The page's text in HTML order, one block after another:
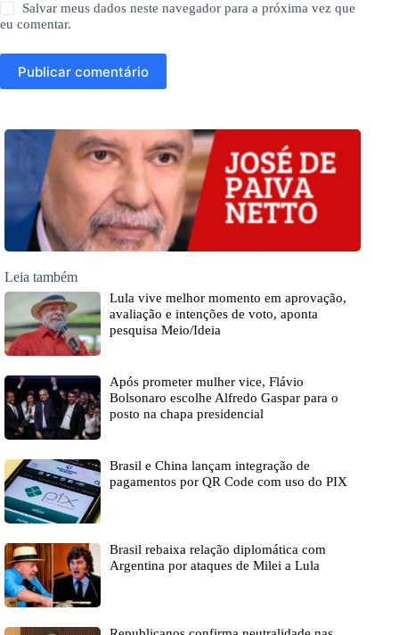
Salvar meus dados neste navegador para a próxima vez que
eu comentar.
Publicar comentário
Leia também
Lula vive melhor momento em aprovação,
avaliação e intenções de voto, aponta
pesquisa Meio/Ideia
Após prometer mulher vice, Flávio
Bolsonaro escolhe Alfredo Gaspar para o
posto na chapa presidencial
Brasil e China lançam integração de
pagamentos por QR Code com uso do PIX
Brasil rebaixa relação diplomática com
Argentina por ataques de Milei a Lula